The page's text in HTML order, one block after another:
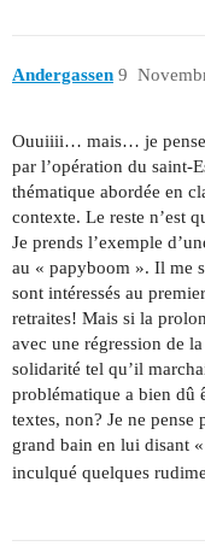
Andergassen 9
Ouuiiii… mais… je pense
par l’opération du saint-
thématique abordée en
contexte. Le reste n’est
Je prends l’exemple
au « papyboom ». Il me
sont intéressés au
retraites! Mais si la
avec une régression de
solidarité tel qu’il
problématique a bien dû
textes, non? Je ne pense
grand bain en lui disant
inculqué quelques